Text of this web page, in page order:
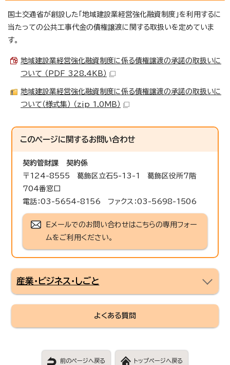
国土交通省が創設した「地域建設業経営強化融資制度」を利用するに
当たっての公共工事代金の債権譲渡に関する取扱いを定めていま
す。
地域建設業経営強化融資制度に係る債権譲渡の承諾の取扱いに
ついて （PDF 328.4KB）
地域建設業経営強化融資制度に係る債権譲渡の承諾の取扱いに
ついて（様式集） （zip 1.0MB）
このページに関するお問い合わせ
契約管財課
契約係
〒124-8555 葛飾区立石5-13-1 葛飾区役所7階
704番窓口
電話：03-5654-8156 ファクス：03-5698-1506
Eメールでのお問い合わせはこちらの専用フォー
ムをご利用ください。
産業・ビジネス・しごと
よくある質問
前のページへ戻る トップページへ戻る